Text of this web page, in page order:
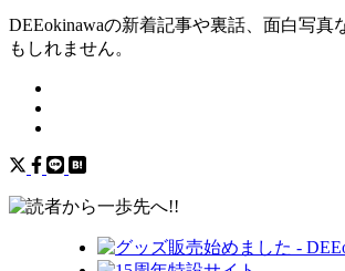
DEEokinawaの新着記事や裏話、面白写真
もしれません。